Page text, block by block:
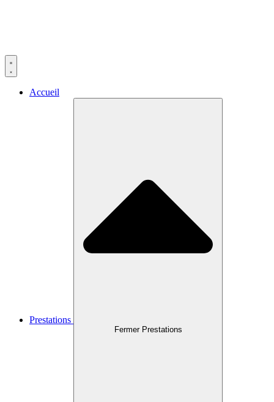
Accueil
Prestations
Fermer Prestations